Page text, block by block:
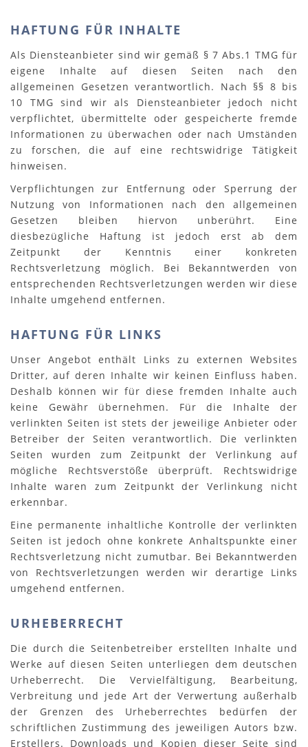
HAFTUNG FÜR INHALTE
Als Diensteanbieter sind wir gemäß § 7 Abs.1 TMG für
eigene Inhalte auf diesen Seiten nach den
allgemeinen Gesetzen verantwortlich. Nach §§ 8 bis
10 TMG sind wir als Diensteanbieter jedoch nicht
verpflichtet, übermittelte oder gespeicherte fremde
Informationen zu überwachen oder nach Umständen
zu forschen, die auf eine rechtswidrige Tätigkeit
hinweisen.
Verpflichtungen zur Entfernung oder Sperrung der
Nutzung von Informationen nach den allgemeinen
Gesetzen bleiben hiervon unberührt. Eine
diesbezügliche Haftung ist jedoch erst ab dem
Zeitpunkt der Kenntnis einer konkreten
Rechtsverletzung möglich. Bei Bekanntwerden von
entsprechenden Rechtsverletzungen werden wir diese
Inhalte umgehend entfernen.
HAFTUNG FÜR LINKS
Unser Angebot enthält Links zu externen Websites
Dritter, auf deren Inhalte wir keinen Einfluss haben.
Deshalb können wir für diese fremden Inhalte auch
keine Gewähr übernehmen. Für die Inhalte der
verlinkten Seiten ist stets der jeweilige Anbieter oder
Betreiber der Seiten verantwortlich. Die verlinkten
Seiten wurden zum Zeitpunkt der Verlinkung auf
mögliche Rechtsverstöße überprüft. Rechtswidrige
Inhalte waren zum Zeitpunkt der Verlinkung nicht
erkennbar.
Eine permanente inhaltliche Kontrolle der verlinkten
Seiten ist jedoch ohne konkrete Anhaltspunkte einer
Rechtsverletzung nicht zumutbar. Bei Bekanntwerden
von Rechtsverletzungen werden wir derartige Links
umgehend entfernen.
URHEBERRECHT
Die durch die Seitenbetreiber erstellten Inhalte und
Werke auf diesen Seiten unterliegen dem deutschen
Urheberrecht. Die Vervielfältigung, Bearbeitung,
Verbreitung und jede Art der Verwertung außerhalb
der Grenzen des Urheberrechtes bedürfen der
schriftlichen Zustimmung des jeweiligen Autors bzw.
Erstellers. Downloads und Kopien dieser Seite sind